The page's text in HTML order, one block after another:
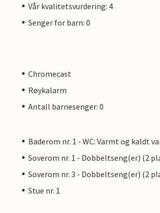
Vår kvalitetsvurdering: 4
Senger for barn: 0
Chromecast
Røykalarm
Antall barnesenger: 0
Baderom nr. 1 - WC: Varmt og kaldt
Soverom nr. 1 - Dobbeltseng(er) (2
Soverom nr. 3 - Dobbeltseng(er) (2
Stue nr. 1